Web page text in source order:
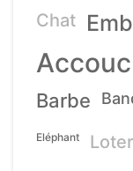
Chat
Barbe
Eléphant